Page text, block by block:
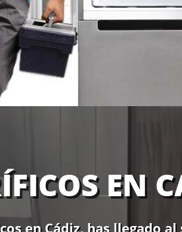
EN
en Cádiz, has llegado